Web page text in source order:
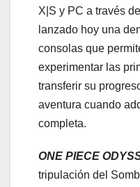
X|S y PC a través
lanzado hoy una
consolas que
experimentar las
transferir su
aventura cuando
completa.
ONE PIECE
tripulación del